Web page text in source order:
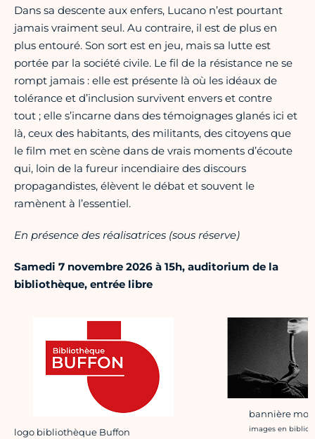
Dans sa descente aux enfers, Lucano n’est pourtant
jamais vraiment seul. Au contraire, il est de plus en
plus entouré. Son sort est en jeu, mais sa lutte est
portée par la société civile. Le fil de la résistance ne se
rompt jamais : elle est présente là où les idéaux de
tolérance et d’inclusion survivent envers et contre
tout ; elle s’incarne dans des témoignages glanés ici et
là, ceux des habitants, des militants, des citoyens que
le film met en scène dans de vrais moments d’écoute
qui, loin de la fureur incendiaire des discours
propagandistes, élèvent le débat et souvent le
ramènent à l’essentiel.
En présence des réalisatrices (sous réserve)
Samedi 7 novembre 2026 à 15h, auditorium de la
bibliothèque, entrée libre
logo bibliothèque Buffon
bannière
Crédit photo :
images en